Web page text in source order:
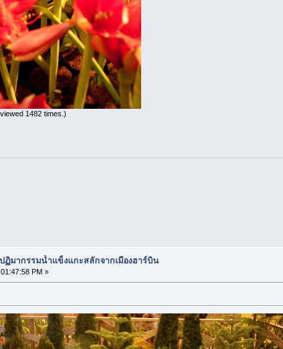
1482 times.)
ฏิมากรรมน้ำแข็งแกะสลักจากเมืองฮาร์บิน
PM »